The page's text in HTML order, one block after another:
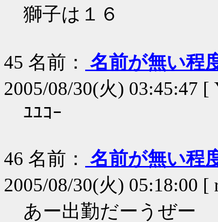
獅子は１６
45 名前：
名前が無い程
2005/08/30(火) 03:45:47
ﾕﾕｺｰ
46 名前：
名前が無い程
2005/08/30(火) 05:18:00 [
あー出勤だーうぜー